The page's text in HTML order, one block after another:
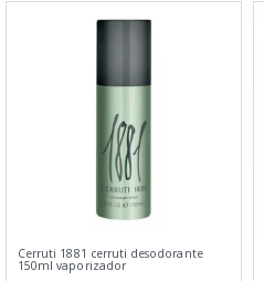
Cerruti 1881 cerruti desodorante
150ml vaporizador